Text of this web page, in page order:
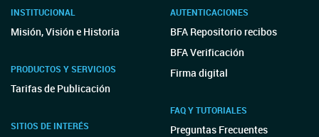
INSTITUCIONAL
Misión, Visión e Historia
PRODUCTOS Y SERVICIOS
Tarifas de Publicación
SITIOS DE INTERÉS
AUTENTICACIONES
BFA Repositorio recibos
BFA Verificación
Firma digital
FAQ Y TUTORIALES
Preguntas Frecuentes